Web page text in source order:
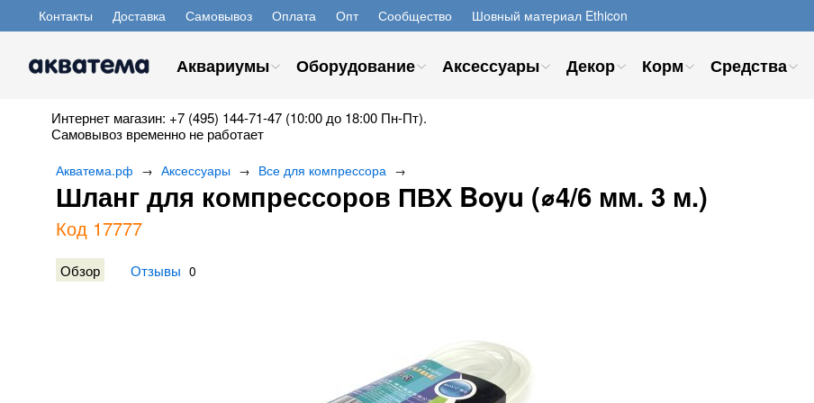
Контакты Доставка Самовывоз Оплата Опт Сообщество Шовный материал Ethicon
Аквариумы Оборудование Аксессуары Декор Корм Средства
Интернет магазин: +7 (495) 144-71-47 (10:00 до 18:00 Пн-Пт).
Самовывоз временно не работает
Акватема.рф → Аксессуары → Все для компрессора →
Шланг для компрессоров ПВХ Boyu (⌀4/6 мм. 3 м.)
Код 17777
Обзор Отзывы 0